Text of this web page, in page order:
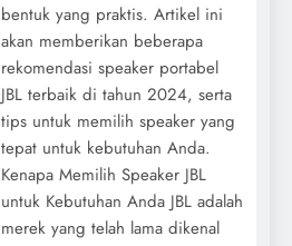
bentuk yang praktis. Artikel ini
akan memberikan beberapa
rekomendasi speaker portabel
JBL terbaik di tahun 2024, serta
tips untuk memilih speaker yang
tepat untuk kebutuhan Anda.
Kenapa Memilih Speaker JBL
untuk Kebutuhan Anda JBL adalah
merek yang telah lama dikenal